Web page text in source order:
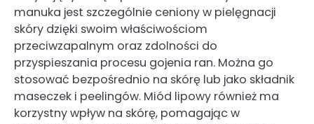
manuka jest szczególnie ceniony w pielęgnacji
skóry dzięki swoim właściwościom
przeciwzapalnym oraz zdolności do
przyspieszania procesu gojenia ran. Można go
stosować bezpośrednio na skórę lub jako składnik
maseczek i peelingów. Miód lipowy również ma
korzystny wpływ na skórę, pomagając w